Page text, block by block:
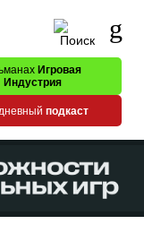
Игровая
Индустрия
подкаст